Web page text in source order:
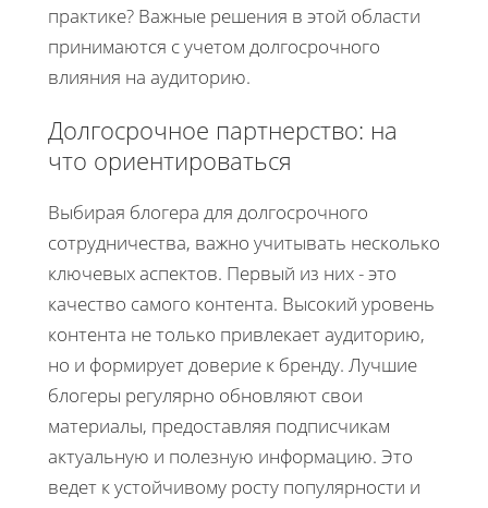
практике? Важные решения в этой области
принимаются с учетом долгосрочного
влияния на аудиторию.
Долгосрочное партнерство: на
что ориентироваться
Выбирая блогера для долгосрочного
сотрудничества, важно учитывать несколько
ключевых аспектов. Первый из них - это
качество самого контента. Высокий уровень
контента не только привлекает аудиторию,
но и формирует доверие к бренду. Лучшие
блогеры регулярно обновляют свои
материалы, предоставляя подписчикам
актуальную и полезную информацию. Это
ведет к устойчивому росту популярности и